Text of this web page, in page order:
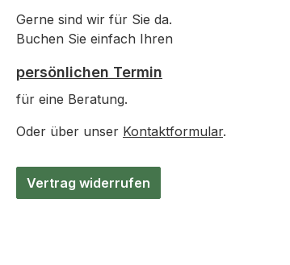
Gerne sind wir für Sie da.
Buchen Sie einfach Ihren
persönlichen Termin
für eine Beratung.
Oder über unser Kontaktformular.
Vertrag widerrufen